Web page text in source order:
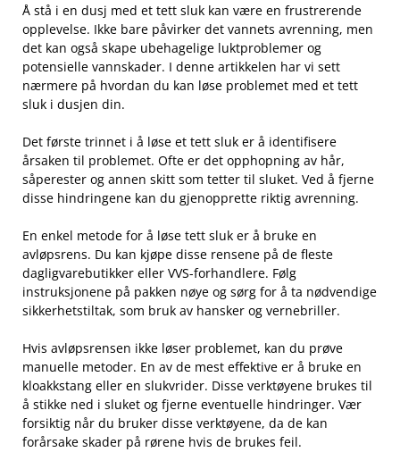
Å stå i en dusj‍ med ​et tett ⁤sluk kan være en ​frustrerende
opplevelse. Ikke bare påvirker ‍det vannets avrenning, ⁣men
det kan også ‍skape ubehagelige luktproblemer og
potensielle vannskader.​ I denne artikkelen har vi sett
nærmere ‍på⁢ hvordan du kan løse ⁢problemet med et tett
sluk i ‍dusjen din.
Det⁢ første⁤ trinnet ‌i å ⁣løse et tett sluk er å identifisere
årsaken til problemet. Ofte⁤ er det‍ opphopning av hår,
‌såperester og annen skitt som tetter til sluket. Ved⁤ å fjerne⁣
disse hindringene kan du gjenopprette‍ riktig avrenning.
En enkel metode for å løse‌ tett sluk er å bruke en
avløpsrens. ⁢Du ⁣kan kjøpe disse rensene på de fleste
dagligvarebutikker eller VVS-forhandlere. Følg
instruksjonene på ⁢pakken nøye ⁢og sørg for å ⁤ta nødvendige
sikkerhetstiltak, ⁤som bruk av hansker og vernebriller.
Hvis avløpsrensen ikke løser ‌problemet,​ kan du prøve
manuelle metoder. En av de mest effektive er å‍ bruke ​en
kloakkstang eller en slukvrider. Disse verktøyene brukes til
å stikke ned i sluket og ‍fjerne eventuelle hindringer. Vær
forsiktig når⁢ du bruker disse‌ verktøyene, da⁢ de kan
forårsake skader på rørene ‍hvis de brukes ‍feil.